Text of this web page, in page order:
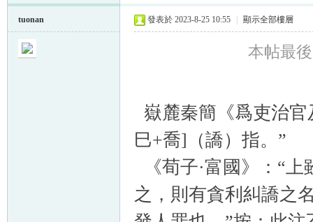
tuonan 發表於 2023-8-25 10:55 顯示全部樓層
本帖最
嶽麓秦簡《爲吏治
巳+喬]（譑）指。”
《荀子·富國》：“
之，則有貪利糾譑之